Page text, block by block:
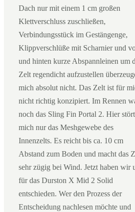
Dach nur mit einem 1 cm großen
Klettverschluss zuschließen,
Verbindungsstück im Gestängenge,
Klippverschlüße mit Scharnier und
und hinten kurze Abspannleinen um
Zelt regendicht aufzustellen
mich absolut nicht. Das Zelt ist für
nicht richtig konzipiert. Im Rennen
noch das Sling Fin Portal 2. Hier stört
mich nur das Meshgewebe des
Innenzelts. Es reicht bis ca. 10 cm
Abstand zum Boden und macht das
sehr zügig bei Wind. Jetzt haben wir
für das Durston X Mid 2 Solid
entschieden. Wer den Prozess der
Entscheidung nachlesen möchte und